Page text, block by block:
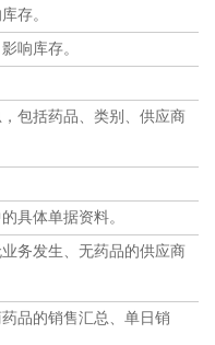
存。
响库存。
包括药品、类别、供应商
具体单据资料。
务发生、无药品的供应商
品的销售汇总、单日销